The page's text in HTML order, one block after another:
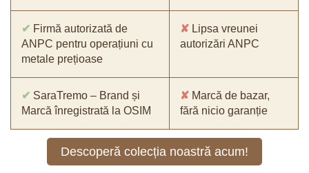
✔ Firmă autorizată de
ANPC pentru operațiuni cu
metale prețioase
✘ Lipsa vreunei
autorizări ANPC
✔ SaraTremo – Brand și
Marcă înregistrată la OSIM
✘ Marcă de bazar,
fără nicio garanție
Descoperă colecția noastră acum!